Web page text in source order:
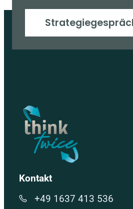
Kontakt
+49 1637 413 536